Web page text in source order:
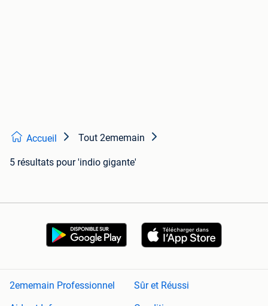
Accueil Tout 2ememain
5 résultats pour 'indio gigante'
2ememain Professionnel
Sûr et Réussi